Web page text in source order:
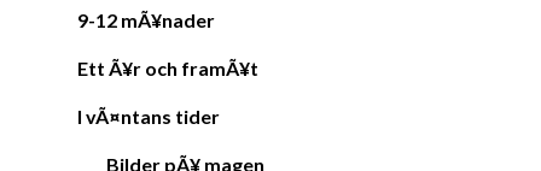
9-12 mÃ¥nader
Ett Ã¥r och framÃ¥t
I vÃ¤ntans tider
Bilder pÃ¥ magen